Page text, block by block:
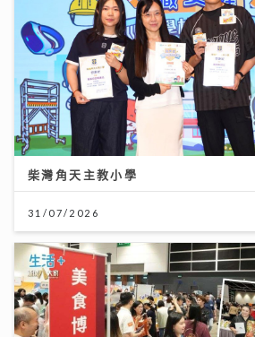
柴灣角天主教小學
31/07/2026